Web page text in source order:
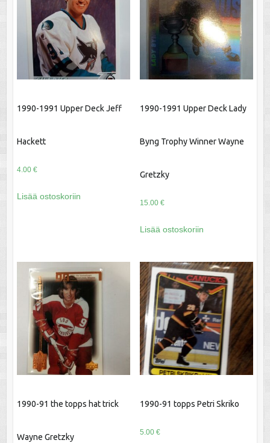
1990-1991 Upper Deck Jeff
Hackett
4.00 €
Lisää ostoskoriin
1990-1991 Upper Deck Lady
Byng Trophy Winner Wayne
Gretzky
15.00 €
Lisää ostoskoriin
1990-91 the topps hat trick
Wayne Gretzky
1990-91 topps Petri Skriko
5.00 €